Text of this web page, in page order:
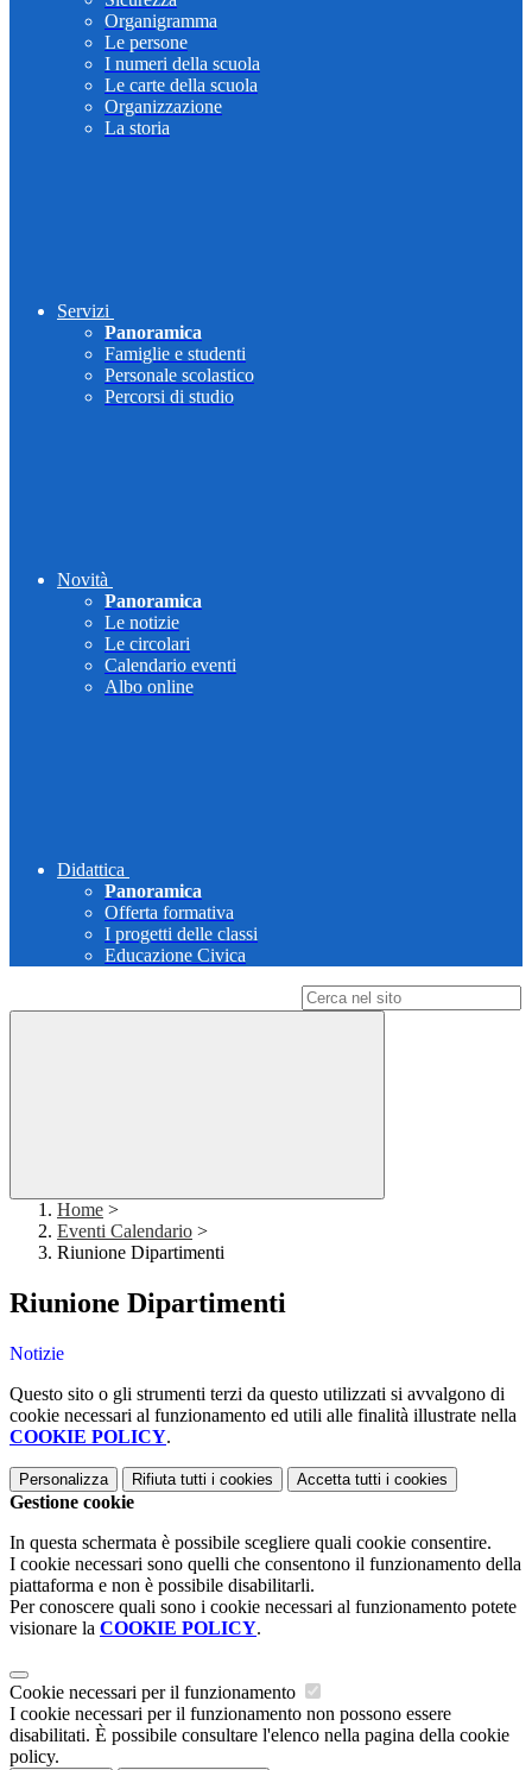
Organigramma
Le persone
I numeri della scuola
Le carte della scuola
Organizzazione
La storia
Servizi
Panoramica
Famiglie e studenti
Personale scolastico
Percorsi di studio
Novità
Panoramica
Le notizie
Le circolari
Calendario eventi
Albo online
Didattica
Panoramica
Offerta formativa
I progetti delle classi
Educazione Civica
Home >
Eventi Calendario >
Riunione Dipartimenti
Riunione Dipartimenti
Notizie
Questo sito o gli strumenti terzi da questo utilizzati si avvalgono di
cookie necessari al funzionamento ed utili alle finalità illustrate nella
COOKIE POLICY.
Personalizza Rifiuta tutti i cookies Accetta tutti i cookies
Gestione cookie
In questa schermata è possibile scegliere quali cookie consentire.
I cookie necessari sono quelli che consentono il funzionamento della
piattaforma e non è possibile disabilitarli.
Per conoscere quali sono i cookie necessari al funzionamento potete
visionare la COOKIE POLICY.
Cookie necessari per il funzionamento
I cookie necessari per il funzionamento non possono essere
disabilitati. È possibile consultare l'elenco nella pagina della cookie
policy.